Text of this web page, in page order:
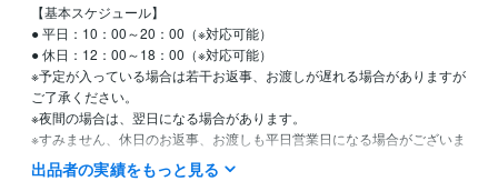
【基本スケジュール】
● 平日：10：00～20：00（※対応可能）
● 休日：12：00～18：00（※対応可能）
※予定が入っている場合は若干お返事、お渡しが遅れる場合がありますが
ご了承ください。
※夜間の場合は、翌日になる場合があります。
※すみません、休日のお返事、お渡しも平日営業日になる場合がございま
す。
出品者の実績をもっと見る